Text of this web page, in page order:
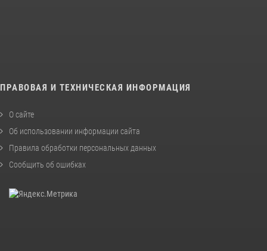
ПРАВОВАЯ И ТЕХНИЧЕСКАЯ ИНФОРМАЦИЯ
О сайте
Об использовании информации сайта
Правила обработки персональных данных
Сообщить об ошибках